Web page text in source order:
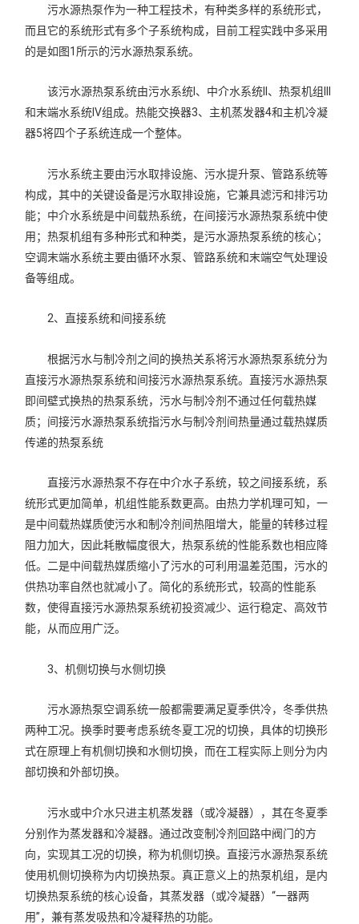
污水源热泵作为一种工程技术，有种类多样的系统形式，
而且它的系统形式有多个子系统构成，目前工程实践中多采用
的是如图1所示的污水源热泵系统。
该污水源热泵系统由污水系统I、中介水系统II、热泵机组III
和末端水系统IV组成。热能交换器3、主机蒸发器4和主机冷凝
器5将四个子系统连成一个整体。
污水系统主要由污水取排设施、污水提升泵、管路系统等
构成，其中的关键设备是污水取排设施，它兼具滤污和排污功
能；中介水系统是中间载热系统，在间接污水源热泵系统中使
用；热泵机组有多种形式和种类，是污水源热泵系统的核心；
空调末端水系统主要由循环水泵、管路系统和末端空气处理设
备等组成。
2、直接系统和间接系统
根据污水与制冷剂之间的换热关系将污水源热泵系统分为
直接污水源热泵系统和间接污水源热泵系统。直接污水源热泵
即间壁式换热的热泵系统，污水与制冷剂不通过任何载热媒
质；间接污水源热泵系统指污水与制冷剂间热量通过载热媒质
传递的热泵系统
直接污水源热泵不存在中介水子系统，较之间接系统，系
统形式更加简单，机组性能系数更高。由热力学机理可知，一
是中间载热媒质使污水和制冷剂间热阻增大，能量的转移过程
阻力加大，因此耗散幅度很大，热泵系统的性能系数也相应降
低。二是中间载热媒质缩小了污水的可利用温差范围，污水的
供热功率自然也就减小了。简化的系统形式，较高的性能系
数，使得直接污水源热泵系统初投资减少、运行稳定、高效节
能，从而应用广泛。
3、机侧切换与水侧切换
污水源热泵空调系统一般都需要满足夏季供冷，冬季供热
两种工况。换季时要考虑系统冬夏工况的切换，具体的切换形
式在原理上有机侧切换和水侧切换，而在工程实际上则分为内
部切换和外部切换。
污水或中介水只进主机蒸发器（或冷凝器），其在冬夏季
分别作为蒸发器和冷凝器。通过改变制冷剂回路中阀门的方
向，实现其工况的切换，称为机侧切换。直接污水源热泵系统
使用机侧切换称为内切换热泵。真正意义上的热泵机组，是内
切换热泵系统的核心设备，其蒸发器（或冷凝器）“一器两
用”，兼有蒸发吸热和冷凝释热的功能。